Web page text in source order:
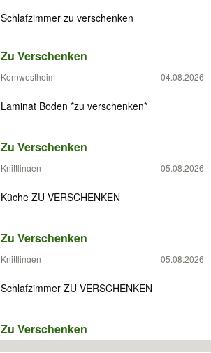
Schlafzimmer zu verschenken
Zu Verschenken
Kornwestheim 04.08.2026
Laminat Boden *zu verschenken*
Zu Verschenken
Knittlingen 05.08.2026
Küche ZU VERSCHENKEN
Zu Verschenken
Knittlingen 05.08.2026
Schlafzimmer ZU VERSCHENKEN
Zu Verschenken